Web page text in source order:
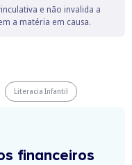
e não invalida a
a matéria em causa.
Literacia Infantil
financeiros